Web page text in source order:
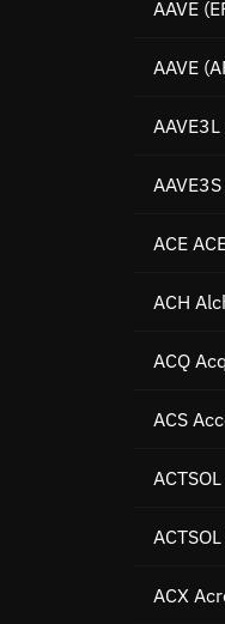
AAVE
AAVE
ACE
ACH
ACQ
ACS
ACTSOL
ACX